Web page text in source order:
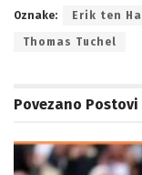
Oznake: Erik ten
Thomas Tuchel
Povezano Postovi